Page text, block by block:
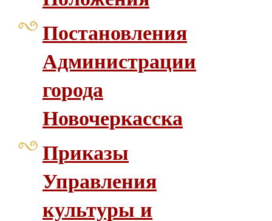
Постановления
Администрации
города
Новочеркасска
Приказы
Управления
культуры и